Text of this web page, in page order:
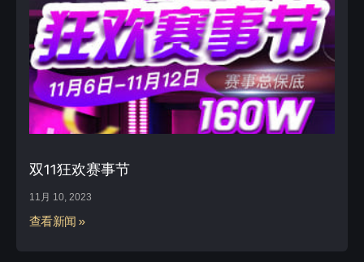
双11狂欢赛事节
11月 10, 2023
查看新闻 »